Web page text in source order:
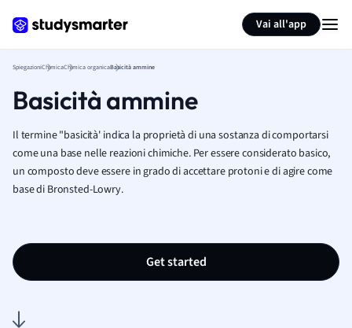
Vai all'app
SpiegazioniChimicaChimica organicaBasicità ammine
Basicità ammine
Il termine "basicità' indica la proprietà di una sostanza di comportarsi
come una base nelle reazioni chimiche. Per essere considerato basico,
un composto deve essere in grado di accettare protoni e di agire come
base di Bronsted-Lowry.
Get started
Summarize page